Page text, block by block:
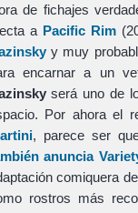
de fichajes
a Pacific Rim
y muy
encarnar a un
será uno de
Por ahora el
, parece ser
anuncia
comiquera
rostros más